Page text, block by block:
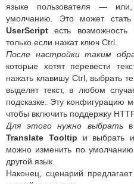
языке пользователя —
умолчанию. Это может
UserScript есть возможность
только если нажат ключ Ctrl.
После настройки таким
которые хотят перевести
нажать клавишу Ctrl, выбрать
выделят текст, в любом
подсказке. Эту конфигурацию
чтобы включить поддержку
Для этого нужно выбратьв
Translate Tooltip и выбрать
можно изменить по
другой язык.
Наконец, сценарий